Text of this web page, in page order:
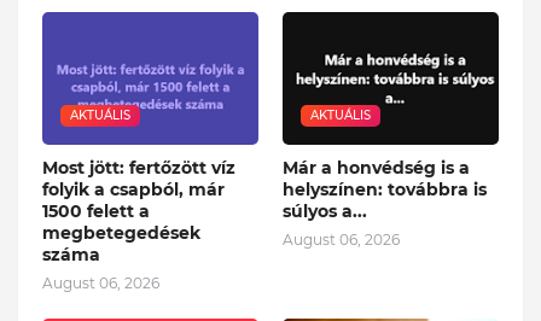
AKTUÁLIS
Most jött: fertőzött víz
folyik a csapból, már
1500 felett a
megbetegedések
száma
August 06, 2026
AKTUÁLIS
Már a honvédség is a
helyszínen: továbbra is
súlyos a...
August 06, 2026